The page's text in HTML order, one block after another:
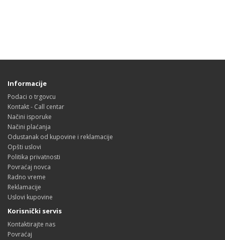
Informacije
Podaci o trgovcu
Kontakt - Call centar
Načini isporuke
Načini plaćanja
Odustanak od kupovine i reklamacije
Opšti uslovi
Politika privatnosti
Povraćaj novca
Radno vreme
Reklamacije
Uslovi kupovine
Korisnički servis
Kontaktirajte nas
Povraćaj